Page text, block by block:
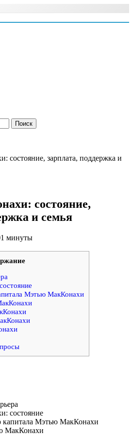
те, що вам потрібно
состояние, зарплата, поддержка и
состояние,
и семья
1 минуты
Мэтью МакКонахи
состояние
капитала Мэтью МакКонахи
МакКонахи